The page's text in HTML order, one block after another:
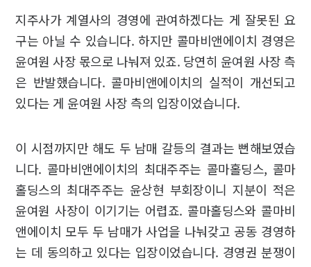
지주사가 계열사의 경영에 관여하겠다는 게 잘못된 요
구는 아닐 수 있습니다. 하지만 콜마비앤에이치 경영은
윤여원 사장 몫으로 나눠져 있죠. 당연히 윤여원 사장 측
은 반발했습니다. 콜마비앤에이치의 실적이 개선되고
있다는 게 윤여원 사장 측의 입장이었습니다.
이 시점까지만 해도 두 남매 갈등의 결과는 뻔해보였습
니다. 콜마비앤에이치의 최대주주는 콜마홀딩스, 콜마
홀딩스의 최대주주는 윤상현 부회장이니 지분이 적은
윤여원 사장이 이기기는 어렵죠. 콜마홀딩스와 콜마비
앤에이치 모두 두 남매가 사업을 나눠갖고 공동 경영하
는 데 동의하고 있다는 입장이었습니다. 경영권 분쟁이